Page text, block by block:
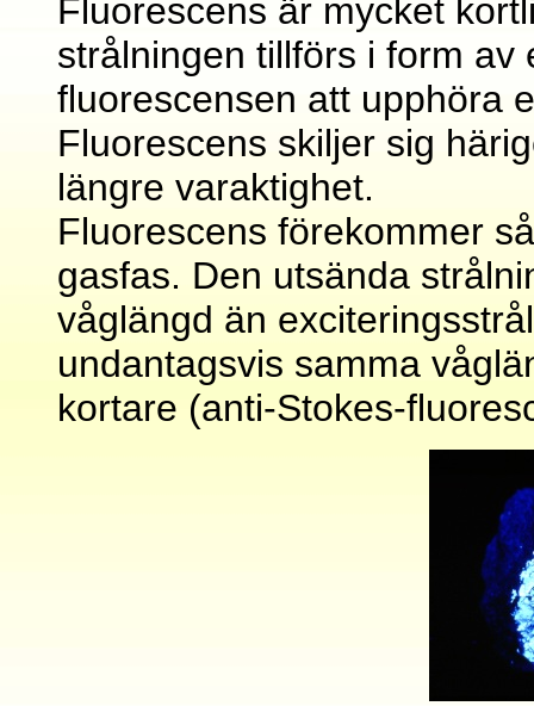
Fluorescens är mycket
strålningen tillförs i form
fluorescensen att upphöra
Fluorescens skiljer sig
längre varaktighet.
Fluorescens förekommer
gasfas. Den utsända
våglängd än
undantagsvis samma
kortare (anti-Stokes-